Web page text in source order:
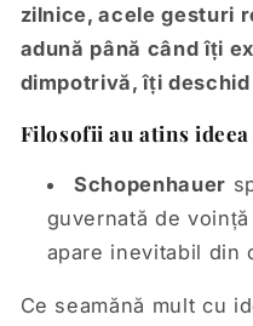
zilnice, acele gesturi
adună până când îți
dimpotrivă, îți
Filosofii au atins
Schopenhauer
guvernată de
apare inevitabil din
Ce seamănă mult cu